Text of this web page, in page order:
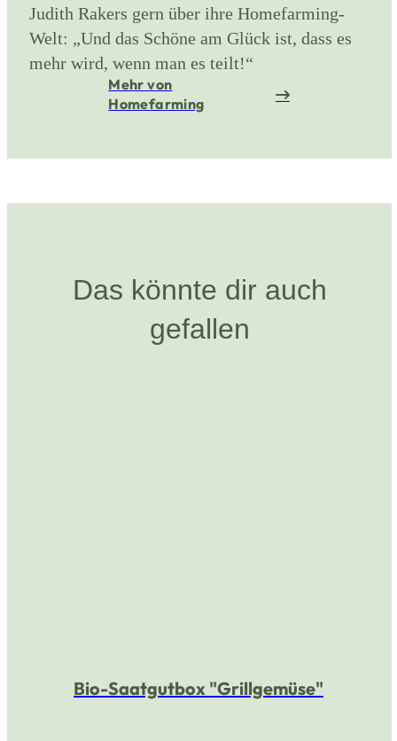
Judith Rakers gern über ihre Homefarming-
Welt: „Und das Schöne am Glück ist, dass es
mehr wird, wenn man es teilt!“
Mehr von
Homefarming
Das könnte dir auch
gefallen
Bio-Saatgutbox "Grillgemüse"